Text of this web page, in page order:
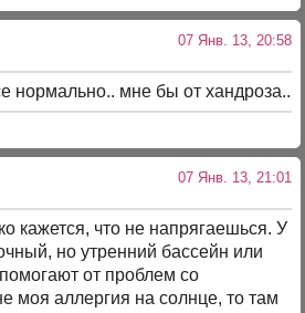
07 Янв. 13, 20:58
нормально.. мне бы от хандроза..
07 Янв. 13, 21:01
кажется, что не напрягаешься. У
но утренний бассейн или
от проблем со
моя аллергия на солнце, то там